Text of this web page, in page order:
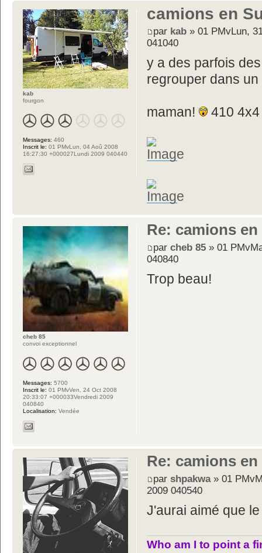
camions en
par kab » 01 PMvLun,
041040
y a des parfois
regrouper dans un
maman! 410
kab
fourgon
Messages: 460
Inscrit le: 01 PMvLun, 04 Aoû 2008
16:27:30 +000027Lundi 2009 040440
Re: camions
parcheb 85 » 01
040840
Trop beau!
cheb 85
convoi exceptionnel
Messages: 5700
Inscrit le: 01 PMvVen, 24 Oct 2008
20:33:07 +000033Vendredi 2009
040840
Localisation: Vendée
Re: camions
parshpakwa» 01
2009 040540
J'aurai aimé que
Who am I to point a